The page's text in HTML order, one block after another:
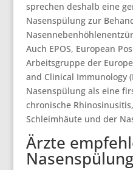
sprechen deshalb eine
Nasenspülung zur
Auch EPOS, European
Arbeitsgruppe der
and Clinical Immunology
Nasenspülung als eine
chronische
Schleimhäute und der
Ärzte
Nasenspülung